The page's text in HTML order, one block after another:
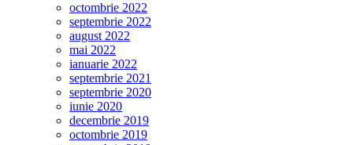
octombrie 2022
septembrie 2022
august 2022
mai 2022
ianuarie 2022
septembrie 2021
septembrie 2020
iunie 2020
decembrie 2019
octombrie 2019